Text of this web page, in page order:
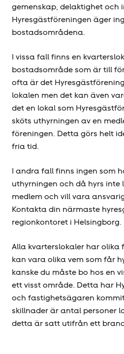
gemenskap, delaktighet och
Hyresgäst­föreningen äger
bostadsområdena.
I vissa fall finns en
bostadsområde som är till
ofta är det
lokalen men det kan även
det en lokal som
sköts uthyrningen av en
föreningen. Detta görs helt
fria tid.
I andra fall finns ingen som
uthyrningen och då hyrs inte
medlem och vill vara
Kontakta din närmaste
regionkontoret i Helsingborg.
Alla kvarterslokaler har
kan vara olika vem som får
kanske du måste bo hos en
ett visst område. Detta har
och fastighetsägaren
skillnader är antal personer
detta är satt utifrån ett